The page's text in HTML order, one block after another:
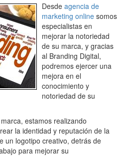
Desde agencia de
marketing online somos
especialistas en
mejorar la notoriedad
de su marca, y gracias
al Branding Digital,
podremos ejercer una
mejora en el
conocimiento y
notoriedad de su
estamos realizando
la identidad y reputación de la
un logotipo creativo, detrás de
para mejorar su